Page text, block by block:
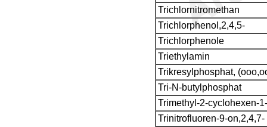
Trichlornitromethan
Trichlorphenol,2,4,5-
Trichlorphenole
Triethylamin
Trikresylphosphat,
Tri-N-butylphosphat
Trimethyl-2-cyclohexen-
Trinitrofluoren-9-on,2,4,7-